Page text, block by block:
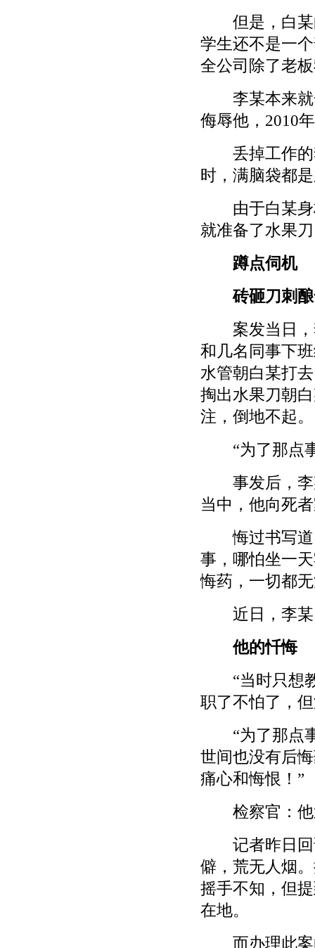
但是，白某
学生还不是一
全公司除了老
李某本来就
侮辱他，2010
丢掉工作的
时，满脑袋都
由于白某身
就准备了水果
蹲点伺机
砖砸刀刺酿
案发当日，
和几名同事下
水管朝白某打
掏出水果刀朝
注，倒地不起。
“为了那点事
事发后，李
当中，他向死
悔过书写道
事，哪怕坐一
悔药，一切都
近日，李某
他的忏悔
“当时只想教
职了不怕了，
“为了那点事
世间也没有后
痛心和悔恨！”
检察官：他
记者昨日回
僻，荒无人烟
摇手不知，但
在地。
而办理此案